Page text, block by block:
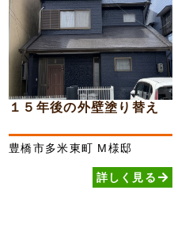
１５年後の外壁塗り替え
豊橋市多米東町 M様邸
詳しく見る